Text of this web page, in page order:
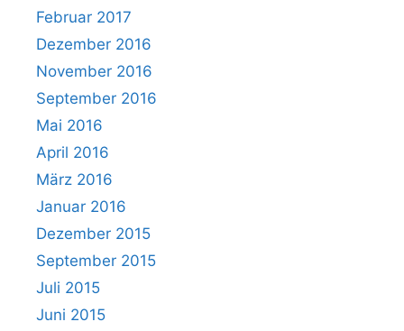
Februar 2017
Dezember 2016
November 2016
September 2016
Mai 2016
April 2016
März 2016
Januar 2016
Dezember 2015
September 2015
Juli 2015
Juni 2015